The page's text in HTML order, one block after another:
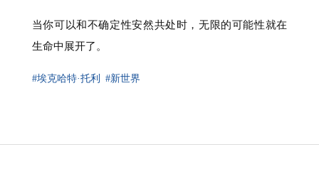
当你可以和不确定性安然共处时，无限的可能性就在
生命中展开了。
#埃克哈特·托利 #新世界